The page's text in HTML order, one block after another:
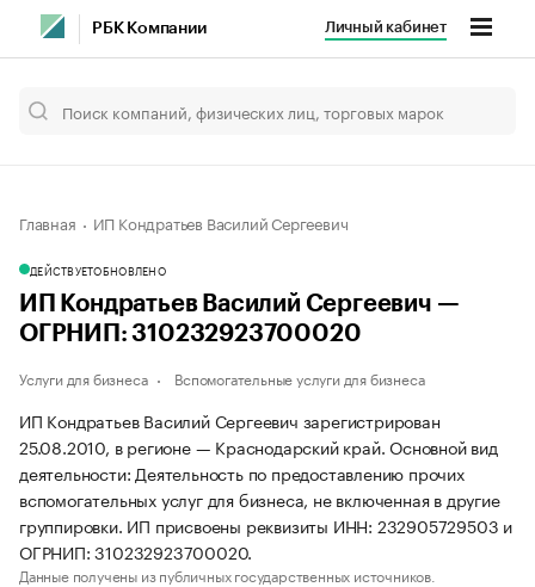
РБК Компании Личный кабинет
Главная ИП Кондратьев Василий Сергеевич
ДЕЙСТВУЕТОБНОВЛЕНО
ИП Кондратьев Василий Сергеевич —
ОГРНИП: 310232923700020
Услуги для бизнеса Вспомогательные услуги для бизнеса
ИП Кондратьев Василий Сергеевич зарегистрирован
25.08.2010, в регионе — Краснодарский край. Основной вид
деятельности: Деятельность по предоставлению прочих
вспомогательных услуг для бизнеса, не включенная в другие
группировки. ИП присвоены реквизиты ИНН: 232905729503 и
ОГРНИП: 310232923700020.
Данные получены из публичных государственных источников.